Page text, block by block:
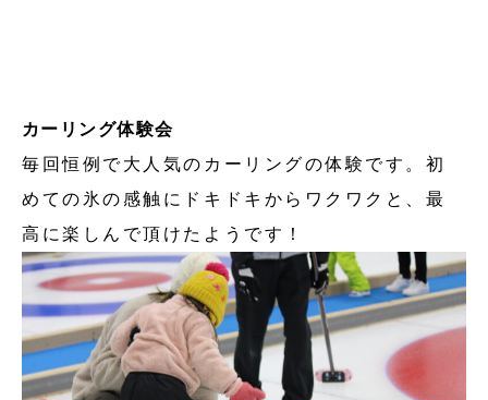
カーリング体験会
毎回恒例で大人気のカーリングの体験です。初
めての氷の感触にドキドキからワクワクと、最
高に楽しんで頂けたようです！